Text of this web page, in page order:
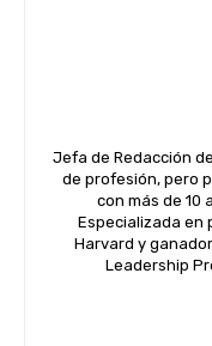
Jefa de Redacción
de profesión, pero
con más de 10
Especializada en
Harvard y
Leadership